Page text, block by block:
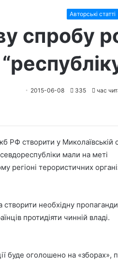
Авторські статті
спробу
2015-06-08 335 час
РФ створити у Миколаївській
мали на меті
регіоні терористичних
необхідну
протидіяти чинній владі.
буде оголошено на «зборах»,